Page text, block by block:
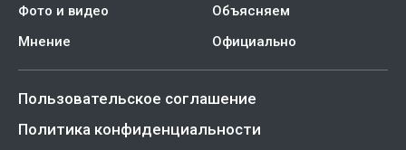
Фото и видео
Объясняем
Мнение
Официально
Пользовательское соглашение
Политика конфиденциальности